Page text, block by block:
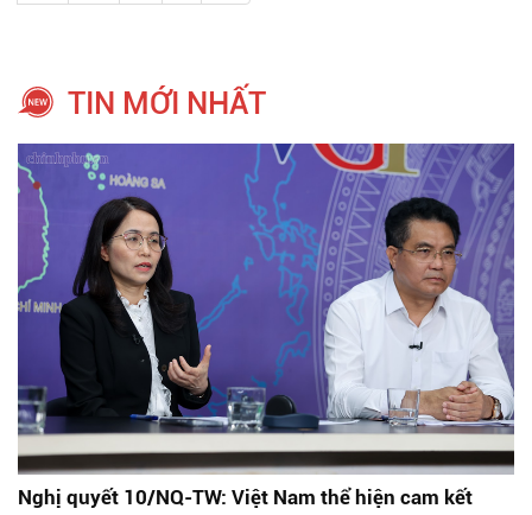
TIN MỚI NHẤT
Nghị quyết 10/NQ-TW: Việt Nam thể hiện cam kết